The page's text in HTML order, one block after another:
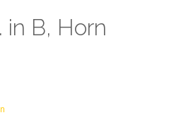
in B, Horn